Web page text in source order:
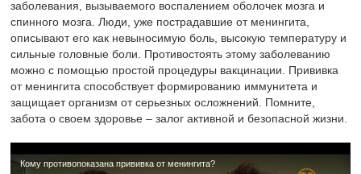
заболевания, вызываемого воспалением оболочек мозга и
спинного мозга. Люди, уже пострадавшие от менингита,
описывают его как невыносимую боль, высокую температуру и
сильные головные боли. Противостоять этому заболеванию
можно с помощью простой процедуры вакцинации. Прививка
от менингита способствует формированию иммунитета и
защищает организм от серьезных осложнений. Помните,
забота о своем здоровье – залог активной и безопасной жизни.
Кому противопоказана прививка от менингита?